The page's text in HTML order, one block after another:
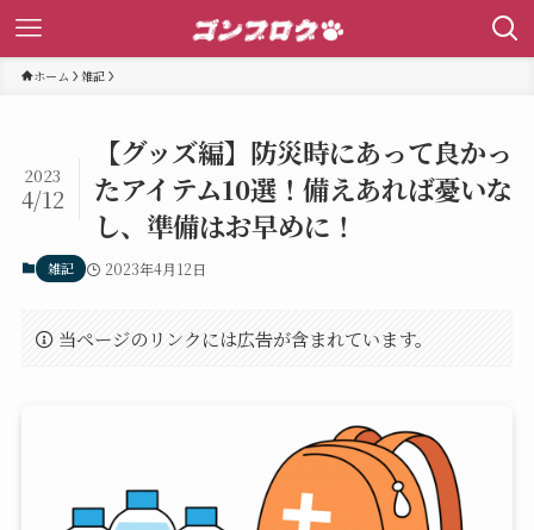
ホーム 雑記
【グッズ編】防災時にあって良かっ
たアイテム10選！備えあれば憂いな
し、準備はお早めに！
2023
4/12
雑記 2023年4月12日
当ページのリンクには広告が含まれています。